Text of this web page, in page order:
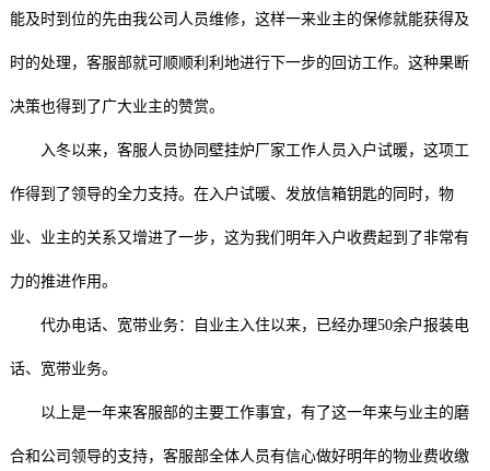
能及时到位的先由我公司人员维修，这样一来业主的保修就能获得及
时的处理，客服部就可顺顺利利地进行下一步的回访工作。这种果断
决策也得到了广大业主的赞赏。
入冬以来，客服人员协同壁挂炉厂家工作人员入户试暖，这项工
作得到了领导的全力支持。在入户试暖、发放信箱钥匙的同时，物
业、业主的关系又增进了一步，这为我们明年入户收费起到了非常有
力的推进作用。
代办电话、宽带业务：自业主入住以来，已经办理50余户报装电
话、宽带业务。
以上是一年来客服部的主要工作事宜，有了这一年来与业主的磨
合和公司领导的支持，客服部全体人员有信心做好明年的物业费收缴